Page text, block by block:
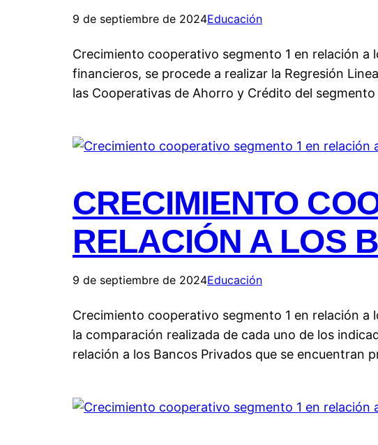
9 de septiembre de 2024Educación
Crecimiento cooperativo segmento 1 en relación
financieros, se procede a realizar la Regresión
las Cooperativas de Ahorro y Crédito del
CRECIMIENTO
RELACIÓN A LOS
9 de septiembre de 2024Educación
Crecimiento cooperativo segmento 1 en relación
la comparación realizada de cada uno de los
relación a los Bancos Privados que se encuentran